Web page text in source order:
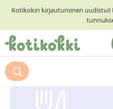
Kotikokin kirjautuminen uudistui!
ETUSIVU
RESEPTIHAKU
Suosittelemme myös